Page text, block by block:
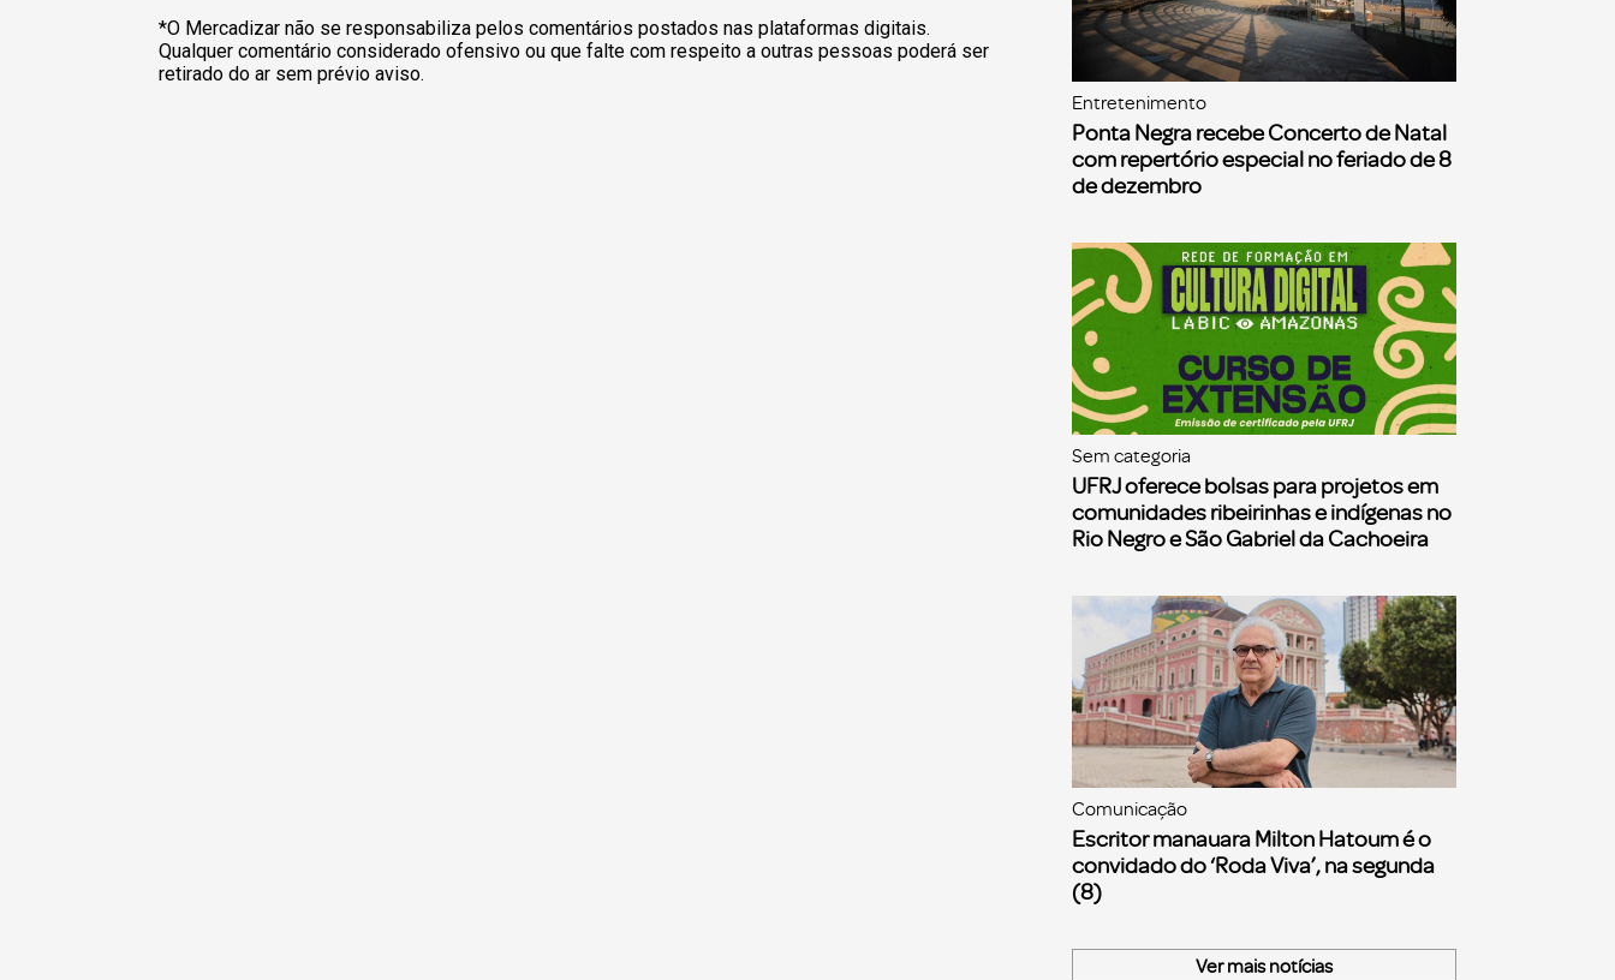
*O Mercadizar não se responsabiliza pelos comentários postados nas plataformas digitais.
Qualquer comentário considerado ofensivo ou que falte com respeito a outras pessoas poderá ser
retirado do ar sem prévio aviso.
Entretenimento
Ponta Negra recebe Concerto de Natal
com repertório especial no feriado de 8
de dezembro
Sem categoria
UFRJ oferece bolsas para projetos em
comunidades ribeirinhas e indígenas no
Rio Negro e São Gabriel da Cachoeira
Comunicação
Escritor manauara Milton Hatoum é o
convidado do ‘Roda Viva’, na segunda
(8)
Ver mais notícias